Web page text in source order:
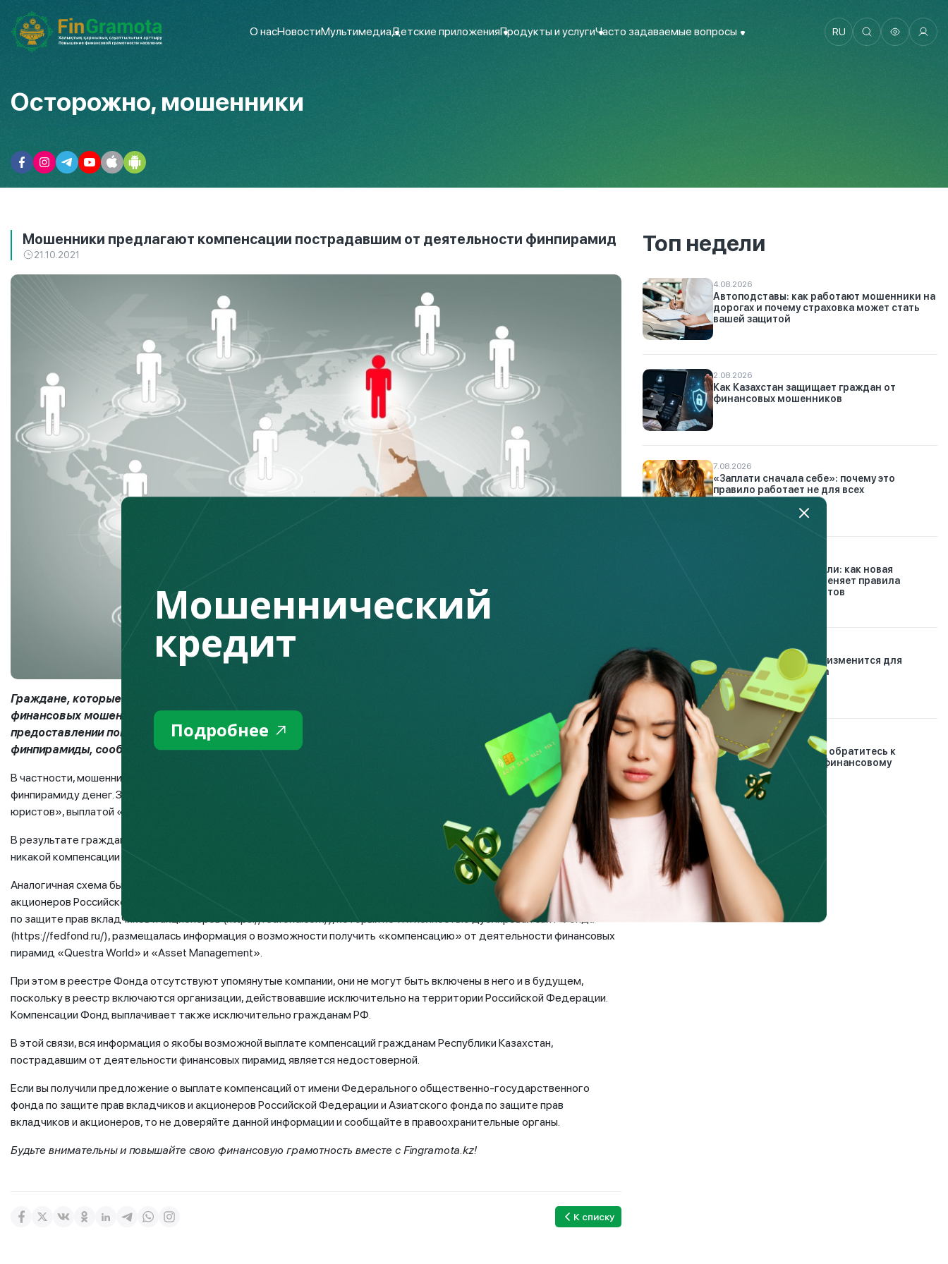
О насНовостиМультимедиаДетские приложенияПродукты и услугиЧасто задаваемые вопросы RU
Осторожно, мошенники
Мошенники предлагают компенсации пострадавшим от деятельности финпирамид
21.10.2021
Граждане, которые стали жертвами финансовых пирамид, могут повторно пострадать от действий
финансовых мошенников. Появился новый вид интернет-мошенничества, суть которого состоит в
предоставлении помощи в возврате денег гражданам, вложившим свои средства в различного рода
финпирамиды, сообщает Fingramota.kz.
В частности, мошенники предлагают свои услуги по возврату средств, и иногда суммы превышают размер вложенных в
финпирамиду денег. Злоумышленники обуславливают «выплату завышенных сумм компенсаций» оплатой «труда
юристов», выплатой «налогов» и другими «обязательными платежами».
В результате граждане теряют в несколько раз больше, чем они вложили в финансовые пирамиды, и, соответственно,
никакой компенсации не получают.
Аналогичная схема была выявлена Федеральным общественно-государственным фондом по защите прав вкладчиков и
акционеров Российской Федерации. От имени Фонда на мошенническом сайте несуществующего Азиатского фонда
по защите прав вкладчиков и акционеров (https://fedfond.com/), который почти полностью дублировал сайт Фонда
(https://fedfond.ru/), размещалась информация о возможности получить «компенсацию» от деятельности финансовых
пирамид «Questra World» и «Asset Management».
При этом в реестре Фонда отсутствуют упомянутые компании, они не могут быть включены в него и в будущем,
поскольку в реестр включаются организации, действовавшие исключительно на территории Российской Федерации.
Компенсации Фонд выплачивает также исключительно гражданам РФ.
В этой связи, вся информация о якобы возможной выплате компенсаций гражданам Республики Казахстан,
пострадавшим от деятельности финансовых пирамид является недостоверной.
Если вы получили предложение о выплате компенсаций от имени Федерального общественно-государственного
фонда по защите прав вкладчиков и акционеров Российской Федерации и Азиатского фонда по защите прав
вкладчиков и акционеров, то не доверяйте данной информации и сообщайте в правоохранительные органы.
Будьте внимательны и повышайте свою финансовую грамотность вместе с Fingramota.kz!
К списку
Топ недели
4.08.2026
Автоподставы: как работают мошенники на
дорогах и почему страховка может стать
вашей защитой
2.08.2026
Как Казахстан защищает граждан от
финансовых мошенников
7.08.2026
«Заплати сначала себе»: почему это
правило работает не для всех
Конец долговой спирали: как новая
платформа Finkelisim меняет правила
урегулирования кредитов
21.01.2026
Автострахование: что изменится для
водителей с 2026 года
30.12.2024
Проблемные кредиты: обратитесь к
банковскому и микрофинансовому
омбудсманам
Мошеннический
кредит
Подробнее